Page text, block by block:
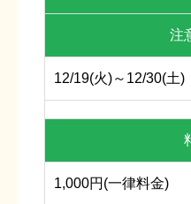
注
12/19(火)～12/30(土)
1,000円(一律料金)